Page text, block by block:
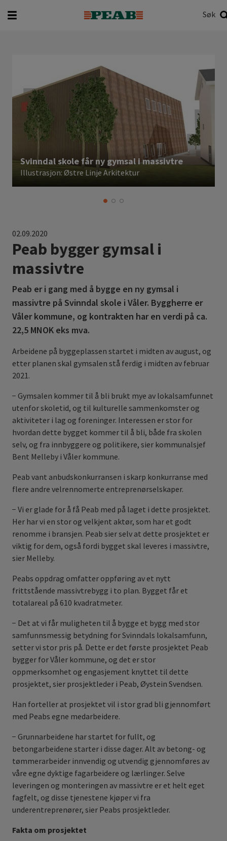
Søk
Svinndal skole får ny gymsal i massivtre
Illustrasjon: Østre Linje Arkitektur
02.09.2020
Peab bygger gymsal i
massivtre
Peab er i gang med å bygge en ny gymsal i
massivtre på Svinndal skole i Våler. Byggherre er
Våler kommune, og kontrakten har en verdi på ca.
22,5 MNOK eks mva.
Arbeidene på byggeplassen startet i midten av august, og
etter planen skal gymsalen stå ferdig i midten av februar
2021.
− Gymsalen kommer til å bli brukt mye av lokalsamfunnet
utenfor skoletid, og til kulturelle sammenkomster og
aktiviteter i lag og foreninger. Interessen er stor for
hvordan dette bygget kommer til å bli, både fra skolen
selv, og fra innbyggere og politikere, sier kommunalsjef
Bent Melleby i Våler kommune.
Peab vant anbudskonkurransen i skarp konkurranse med
flere andre velrennomerte entreprenørselskaper.
− Vi er glade for å få Peab med på laget i dette prosjektet.
Her har vi en stor og velkjent aktør, som har et godt
renomme i bransjen. Peab sier selv at dette prosjektet er
viktig for dem, også fordi bygget skal leveres i massivtre,
sier Melleby.
Peabs oppdrag omfatter oppføring av et nytt
frittstående massivtrebygg i to plan. Bygget får et
totalareal på 610 kvadratmeter.
− Det at vi får muligheten til å bygge et bygg med stor
samfunnsmessig betydning for Svinndals lokalsamfunn,
setter vi stor pris på. Dette er det første prosjektet Peab
bygger for Våler kommune, og det er stor
oppmerksomhet og engasjement knyttet til dette
prosjektet, sier prosjektleder i Peab, Øystein Svendsen.
Han forteller at prosjektet vil i stor grad bli gjennomført
med Peabs egne medarbeidere.
− Grunnarbeidene har startet for fullt, og
betongarbeidene starter i disse dager. Alt av betong- og
tømmerarbeider innvendig og utvendig gjennomføres av
våre egne dyktige fagarbeidere og lærlinger. Selve
leveringen og monteringen av massivtre er et helt eget
fagfelt, og disse tjenestene kjøper vi fra
underentreprenører, sier Peabs prosjektleder.
Fakta om prosjektet